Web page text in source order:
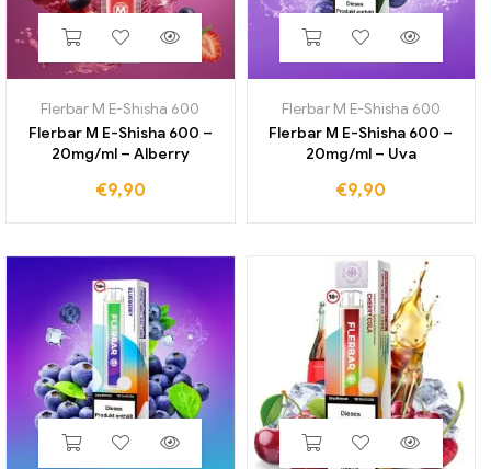
Flerbar M E-Shisha 600
Flerbar M E-Shisha 600 –
20mg/ml – Alberry
€9,90
Flerbar M E-Shisha 600
Flerbar M E-Shisha 600 –
20mg/ml – Uva
€9,90